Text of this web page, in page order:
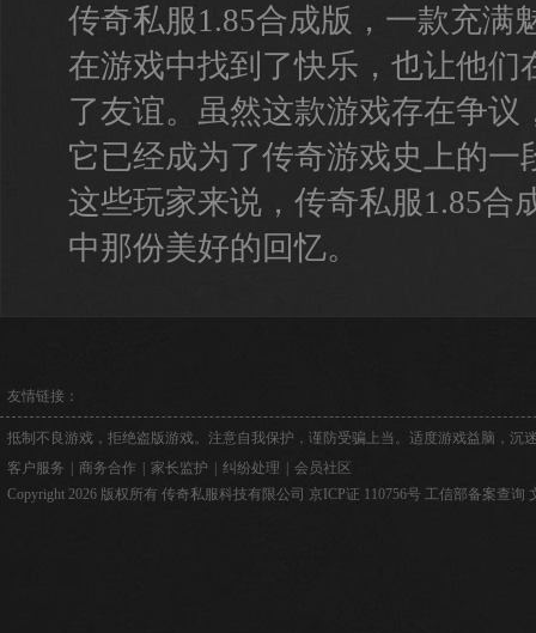
传奇私服1.85合成版，一款充满
在游戏中找到了快乐，也让他们
了友谊。虽然这款游戏存在争议
它已经成为了传奇游戏史上的一
这些玩家来说，传奇私服1.85合
中那份美好的回忆。
友情链接：
抵制不良游戏，拒绝盗版游戏。注意自我保护，谨防受骗上当。适度游戏益脑，沉
客户服务
商务合作 家长监护 纠纷处理
会员社区
Copyright 2026 版权所有 传奇私服科技有限公司 京ICP证 110756号 工信部备案查询